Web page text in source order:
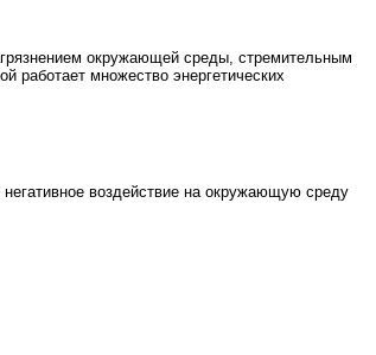
окружающей среды, стремительным
работает множество энергетических
воздействие на окружающую среду